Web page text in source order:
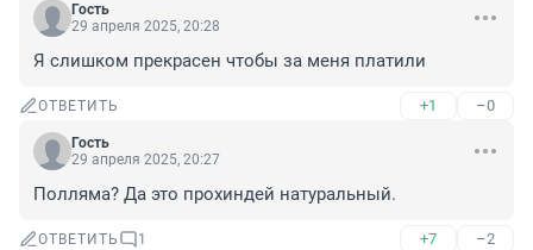
Гость
29 апреля 2025, 20:28
Я слишком прекрасен чтобы за меня платили
ОТВЕТИТЬ +1 –0
Гость
29 апреля 2025, 20:27
Полляма? Да это прохиндей натуральный.
ОТВЕТИТЬ 1 +7 –2